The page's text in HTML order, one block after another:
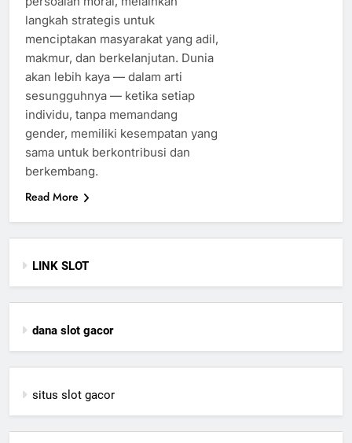
langkah strategis untuk
menciptakan masyarakat yang adil,
makmur, dan berkelanjutan. Dunia
akan lebih kaya — dalam arti
sesungguhnya — ketika setiap
individu, tanpa memandang
gender, memiliki kesempatan yang
sama untuk berkontribusi dan
berkembang.
Read More
LINK SLOT
dana slot gacor
situs slot gacor